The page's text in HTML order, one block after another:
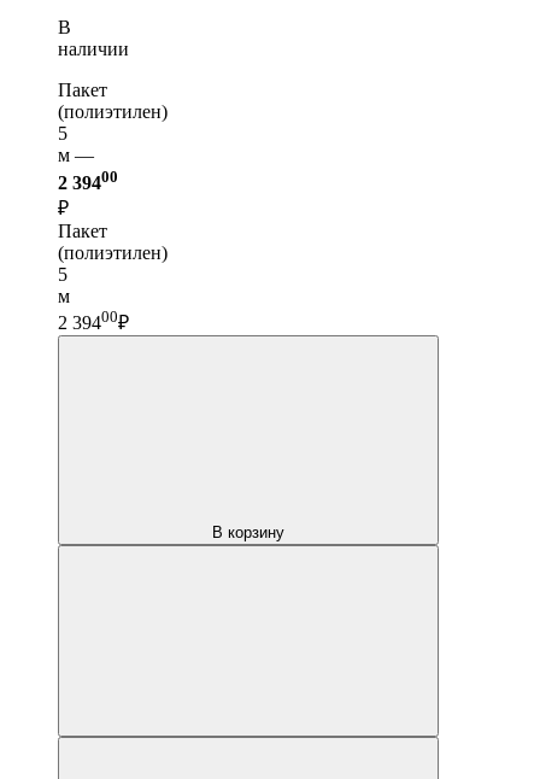
В
наличии
Пакет
(полиэтилен)
5
м —
2 39400
₽
Пакет
(полиэтилен)
5
м
2 39400₽
В корзину